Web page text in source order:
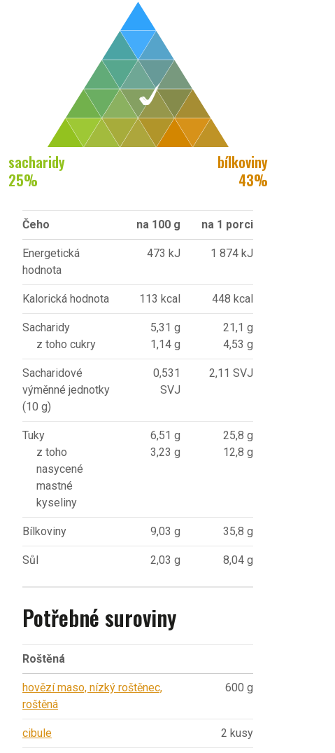
sacharidy
25%
bílkoviny
43%
Čeho na 100 g na 1 porci
Energetická
hodnota
473 kJ 1 874 kJ
Kalorická hodnota 113 kcal 448 kcal
Sacharidy
z toho cukry
5,31 g
1,14 g
21,1 g
4,53 g
Sacharidové
výměnné jednotky
(10 g)
0,531
SVJ
2,11 SVJ
Tuky
z toho
nasycené
mastné
kyseliny
6,51 g
3,23 g
25,8 g
12,8 g
Bílkoviny 9,03 g 35,8 g
Sůl 2,03 g 8,04 g
Potřebné suroviny
Roštěná
hovězí maso, nízký roštěnec,
roštěná
600 g
cibule 2 kusy